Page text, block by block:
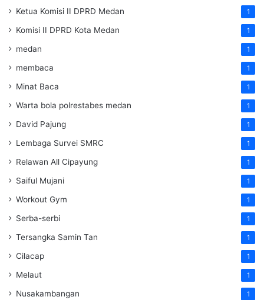
Ketua Komisi II DPRD Medan 1
Komisi II DPRD Kota Medan 1
medan 1
membaca 1
Minat Baca 1
Warta bola polrestabes medan 1
David Pajung 1
Lembaga Survei SMRC 1
Relawan All Cipayung 1
Saiful Mujani 1
Workout Gym 1
Serba-serbi 1
Tersangka Samin Tan 1
Cilacap 1
Melaut 1
Nusakambangan 1